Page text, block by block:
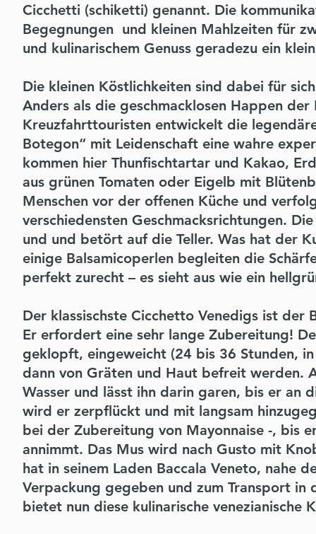
Cicchetti (schiketti) genannt. Die
Begegnungen und kleinen Mahlzeiten für
und kulinarischem Genuss geradezu ein
Die kleinen Köstlichkeiten sind dabei für
Anders als die geschmacklosen Happen
Kreuzfahrttouristen entwickelt die
Botegon“ mit Leidenschaft eine wahre
kommen hier Thunfischtartar und Kakao,
aus grünen Tomaten oder Eigelb mit
Menschen vor der offenen Küche und
verschiedensten Geschmacksrichtungen.
und und betört auf die Teller. Was hat der
einige Balsamicoperlen begleiten die
perfekt zurecht – es sieht aus wie ein
Der klassischste Cicchetto Venedigs ist der
Er erfordert eine sehr lange Zubereitung!
geklopft, eingeweicht (24 bis 36 Stunden,
dann von Gräten und Haut befreit werden.
Wasser und lässt ihn darin garen, bis er an
wird er zerpflückt und mit langsam
bei der Zubereitung von Mayonnaise -, bis
annimmt. Das Mus wird nach Gusto mit
hat in seinem Laden Baccala Veneto, nahe
Verpackung gegeben und zum Transport
bietet nun diese kulinarische venezianische